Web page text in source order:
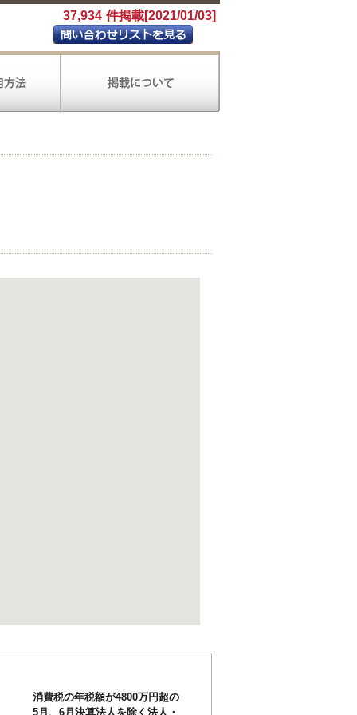
37,934 件掲載[2021/01/03]
消費税の年税額が4800万円超の
5月、6月決算法人を除く法人・